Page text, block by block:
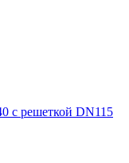
с peшeткой DN115